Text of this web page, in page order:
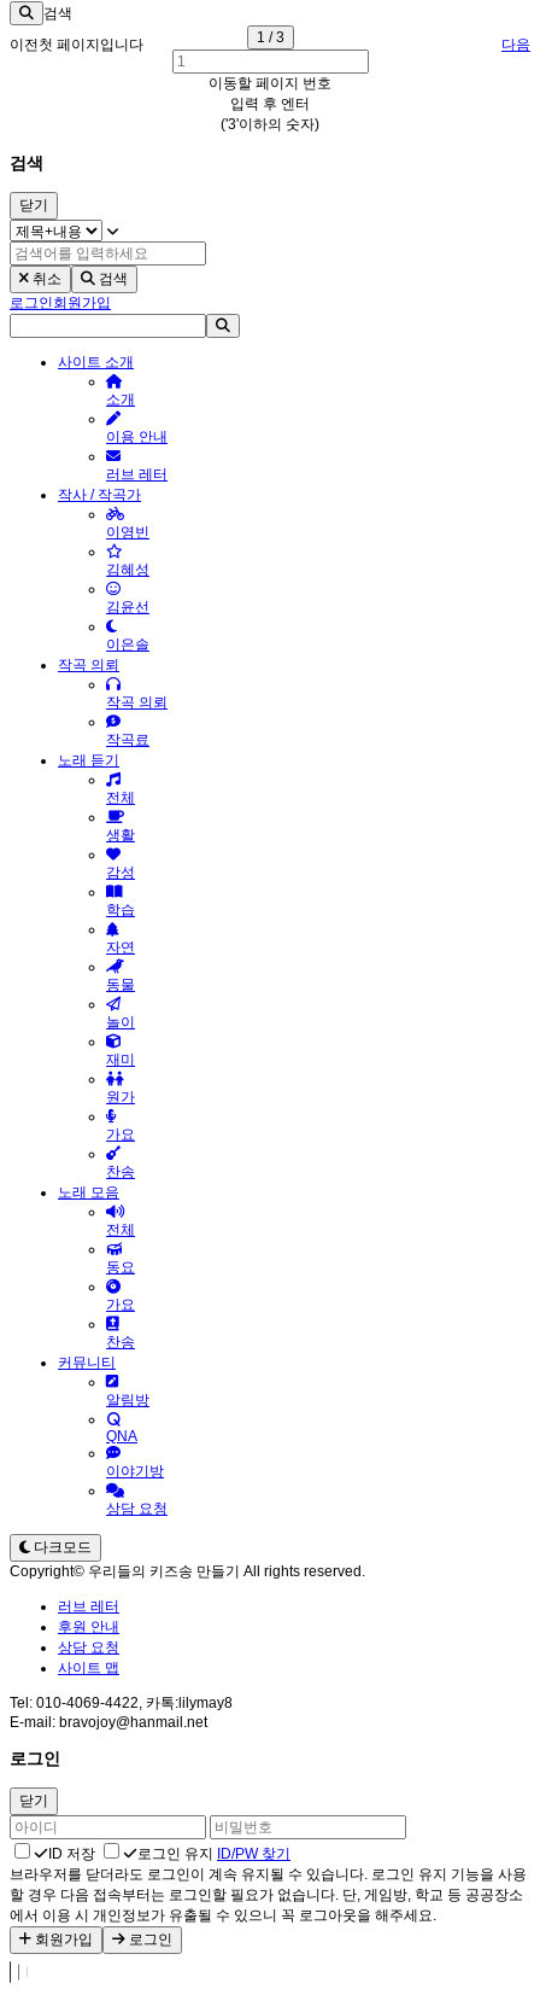
검색
이전첫 페이지입니다 1 / 3
이동할 페이지 번호
입력 후 엔터
('3'이하의 숫자)
다음
검색
닫기
취소
검색
로그인회원가입
사이트 소개
소개
이용 안내
러브 레터
작사 / 작곡가
이영빈
김혜성
김윤선
이은솔
작곡 의뢰
작곡 의뢰
작곡료
노래 듣기
전체
생활
감성
학습
자연
동물
놀이
재미
원가
가요
찬송
노래 모음
전체
동요
가요
찬송
커뮤니티
알림방
QNA
이야기방
상담 요청
다크모드
Copyright© 우리들의 키즈송 만들기 All rights reserved.
러브 레터
후원 안내
상담 요청
사이트 맵
Tel: 010-4069-4422, 카톡:lilymay8
E-mail: bravojoy@hanmail.net
로그인
닫기
ID 저장 로그인 유지
ID/PW 찾기
브라우저를 닫더라도 로그인이 계속 유지될 수 있습니다. 로그인 유지 기능을 사용
할 경우 다음 접속부터는 로그인할 필요가 없습니다. 단, 게임방, 학교 등 공공장소
에서 이용 시 개인정보가 유출될 수 있으니 꼭 로그아웃을 해주세요.
회원가입
로그인